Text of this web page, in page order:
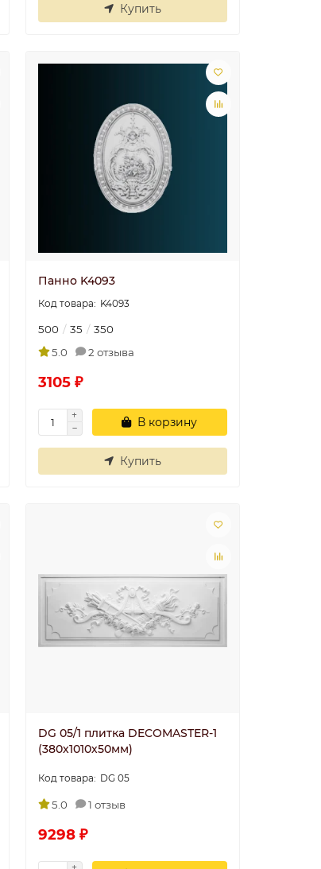
Купить
Панно K4093
K4093
500 35
350
5.0
2 отзыва
3105 ₽
В корзину
Купить
DG 05/1 плитка DECOMASTER-1
(380х1010х50мм)
DG 05
5.0 1 отзыв
9298 ₽